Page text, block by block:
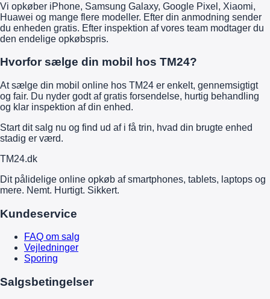
Vi opkøber iPhone, Samsung Galaxy, Google Pixel, Xiaomi,
Huawei og mange flere modeller. Efter din anmodning sender
du enheden gratis. Efter inspektion af vores team modtager du
den endelige opkøbspris.
Hvorfor sælge din mobil hos TM24?
At sælge din mobil online hos TM24 er enkelt, gennemsigtigt
og fair. Du nyder godt af gratis forsendelse, hurtig behandling
og klar inspektion af din enhed.
Start dit salg nu og find ud af i få trin, hvad din brugte enhed
stadig er værd.
TM24.dk
Dit pålidelige online opkøb af smartphones, tablets, laptops og
mere. Nemt. Hurtigt. Sikkert.
Kundeservice
FAQ om salg
Vejledninger
Sporing
Salgsbetingelser